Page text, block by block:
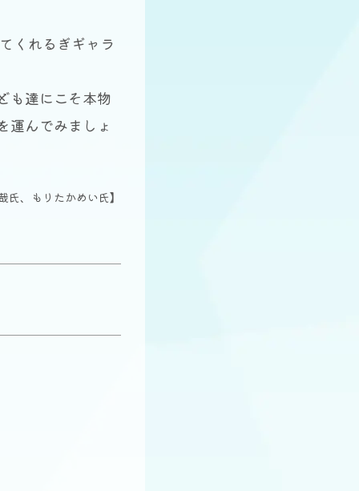
くれるぎギャラ
も達にこそ本物
運んでみましょ
、もりたかめい氏】